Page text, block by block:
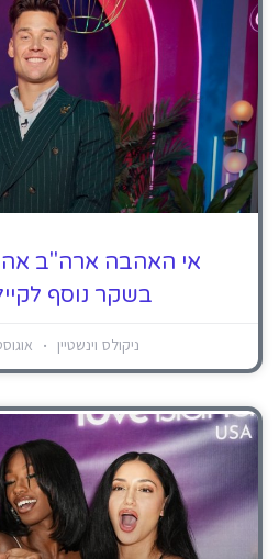
אי האהבה ארה"ב
בשקר נוסף
ניקולס וינשטיין אוגוסט 22,